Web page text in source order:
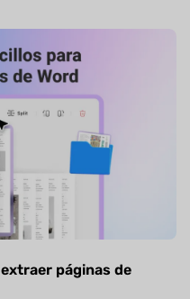
páginas de